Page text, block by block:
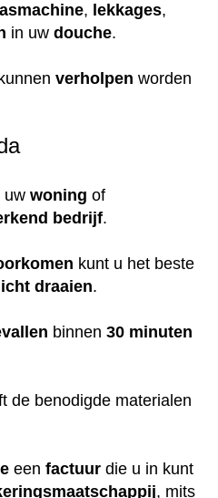
, lekkages,
in uw douche.
kunnen verholpen worden
uw woning of
bedrijf.
kunt u het beste
draaien.
binnen 30 minuten
de benodigde materialen
een factuur die u in kunt
, mits